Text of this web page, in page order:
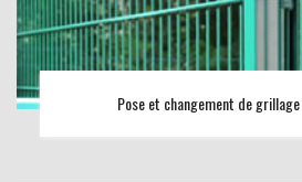
Pose et changement de